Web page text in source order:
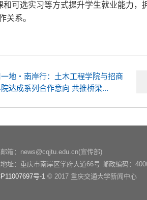
可选实习等方式提升学生就业能力，
关系。
地・南岸行：土木工程学院与招商
达成系列合作意向 共推桥梁...
箱：news@cqjtu.edu.cn(宣传部)
址：重庆市南岸区学府大道66号 邮政编码：
号-1 © 2017 重庆交通大学新闻中心